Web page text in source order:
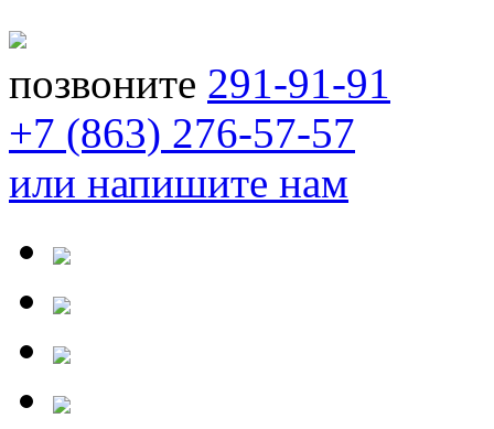
позвоните 291-91-91
+7 (863) 276-57-57
или напишите нам